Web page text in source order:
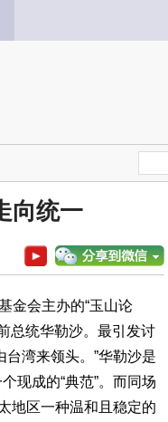
向统一
金会主办的“玉山论
总统华勒沙。最引发讨
湾来领头。”华勒沙是
现成的“典范”。而同场
地区一种温和且稳定的